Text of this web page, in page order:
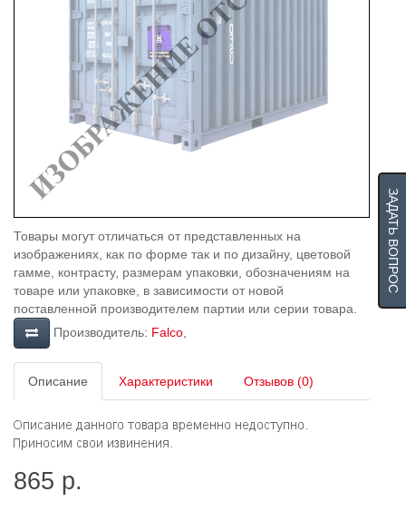
Товары могут отличаться от представленных на
изображениях, как по форме так и по дизайну, цветовой
гамме, контрасту, размерам упаковки, обозначениям на
товаре или упаковке, в зависимости от новой
поставленной производителем партии или серии товара.
Производитель: Falco
Описание Характеристики Отзывов (0)
865 р.
ЗАДАТЬ ВОПРОС